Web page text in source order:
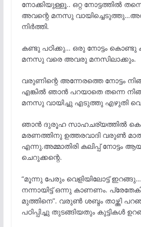
നോക്കിയുള്ളൂ.. ഒറ്റ നോട്ടത്തിൽ
അവന്റെ മനസു
നിർത്തി.
കണ്ടു പഠിക്കു… ഒരു നോട്ടം കൊണ്ടു
മനസു വരെ അവരു മനസിലാക്കും.
വരുണിന്റെ അന്നേരത്തെ നോട്ടം
എങ്കിൽ ഞാൻ പറയാതെ തന്നെ
മനസു വായിച്ചു എടുത്തു എഴുതി
ഞാൻ ദുരൂഹ സാഹചര്യത്തിൽ
മരണത്തിനു ഉത്തരവാദി വരുൺ
എന്നു.അമ്മാതിരി കലിപ്പ് നോട്ടം
ചെറുക്കന്റെ.
“മൂന്നു പേരും വെളിയിലോട്ട്
നന്നായിട്ട് ഒന്നു കാണണം.
മുത്തിനെ”. വരുൺ ശബ്ദം താഴ്ത്തി
പഠിപ്പിച്ചു തുടങ്ങിയതും കുട്ടികൾ